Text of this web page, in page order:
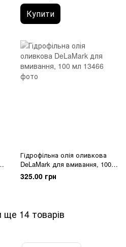
Купити
Гідрофільна олія оливкова
DeLaMark для вмивання, 100
мл
325.00 грн
ще 14 товарів